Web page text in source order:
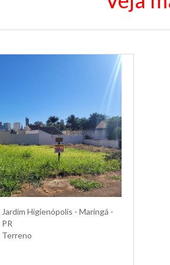
Jardim Higienópolis - Maringá -
PR
Terreno